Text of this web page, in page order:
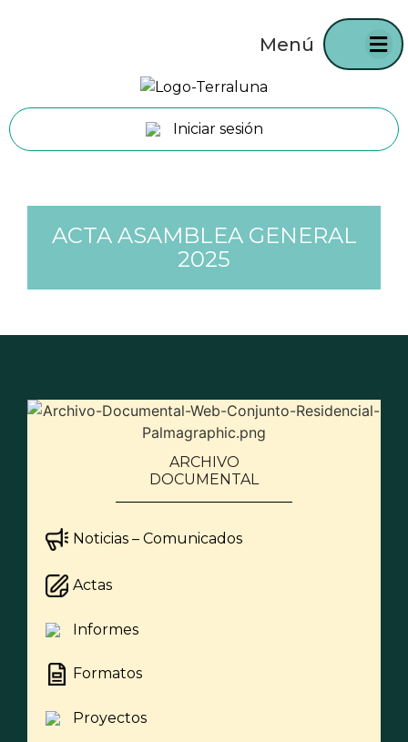
Menú
Iniciar sesión
ACTA ASAMBLEA GENERAL
2025
ARCHIVO
DOCUMENTAL
Noticias – Comunicados
Actas
Informes
Formatos
Proyectos